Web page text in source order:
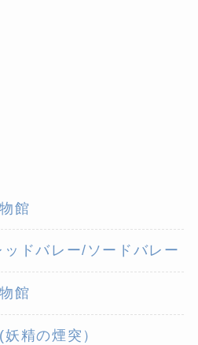
館
ッドバレー/ソードバレー
館
精の煙突）